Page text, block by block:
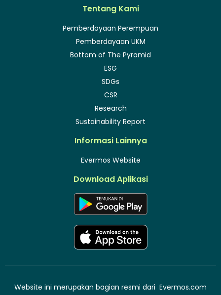
Tentang Kami
Pemberdayaan Perempuan
Pemberdayaan UKM
Bottom of The Pyramid
ESG
SDGs
CSR
Research
Sustainability Report
Informasi Lainnya
Evermos Website
Download Aplikasi
Website ini merupakan bagian resmi dari Evermos.com